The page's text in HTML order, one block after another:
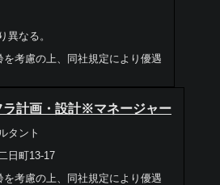
異なる。
考慮の上、同社規定により優遇
ラ計画・設計※マネージャー
タント
日町13-17
考慮の上、同社規定により優遇